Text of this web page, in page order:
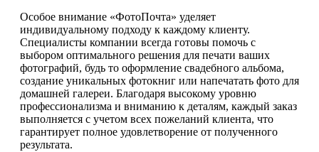
Особое внимание «ФотоПочта» уделяет
индивидуальному подходу к каждому клиенту.
Специалисты компании всегда готовы помочь с
выбором оптимального решения для печати ваших
фотографий, будь то оформление свадебного альбома,
создание уникальных фотокниг или напечатать фото для
домашней галереи. Благодаря высокому уровню
профессионализма и вниманию к деталям, каждый заказ
выполняется с учетом всех пожеланий клиента, что
гарантирует полное удовлетворение от полученного
результата.